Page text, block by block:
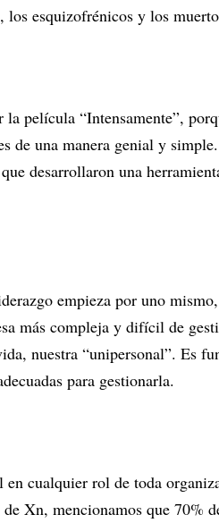
los esquizofrénicos y los
película “Intensamente”,
de una manera genial y
desarrollaron una
empieza por uno
más compleja y difícil de
nuestra “unipersonal”. Es
para gestionarla.
cualquier rol de toda
Xn, mencionamos que 70%